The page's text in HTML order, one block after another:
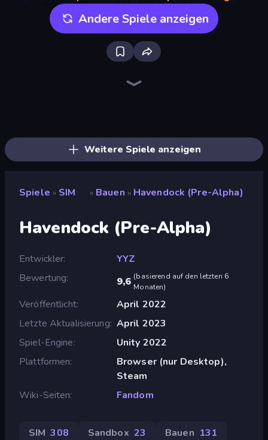
Andere Spiele anzeigen
Weitere Spiele anzeigen
Spiele » SIM » Bauen » Havendock (Pre-Alpha)
Havendock (Pre-Alpha)
Entwickler
YYZ
Bewertung
9,6 (basierend auf den letzten 6
Monaten)
Veröffentlicht
April 2022
Letzte Aktualisierung April 2023
Spiel-Engine
Unity 2022
Plattformen
Browser (nur Desktop),
Steam
Wiki-Seiten
Fandom
SIM 308 Sandbox 23 Bauen 131